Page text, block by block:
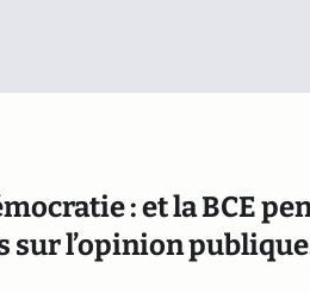
: et la BCE
sur l’opinion